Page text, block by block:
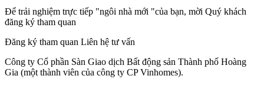
Để trải nghiệm trực tiếp "ngôi nhà mới "của bạn, mời Quý khách
đăng ký tham quan
Đăng ký tham quan Liên hệ tư vấn
Công ty Cổ phần Sàn Giao dịch Bất động sản Thành phố Hoàng
Gia (một thành viên của công ty CP Vinhomes).